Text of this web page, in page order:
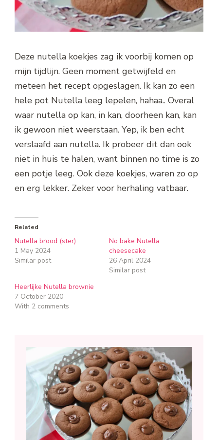
Deze nutella koekjes zag ik voorbij komen op
mijn tijdlijn. Geen moment getwijfeld en
meteen het recept opgeslagen. Ik kan zo een
hele pot Nutella leeg lepelen, hahaa.. Overal
waar nutella op kan, in kan, doorheen kan, kan
ik gewoon niet weerstaan. Yep, ik ben echt
verslaafd aan nutella. Ik probeer dit dan ook
niet in huis te halen, want binnen no time is zo
een potje leeg. Ook deze koekjes, waren zo op
en erg lekker. Zeker voor herhaling vatbaar.
Related
Nutella brood (ster)
1 May 2024
Similar post
No bake Nutella
cheesecake
26 April 2024
Similar post
Heerlijke Nutella brownie
7 October 2020
With 2 comments